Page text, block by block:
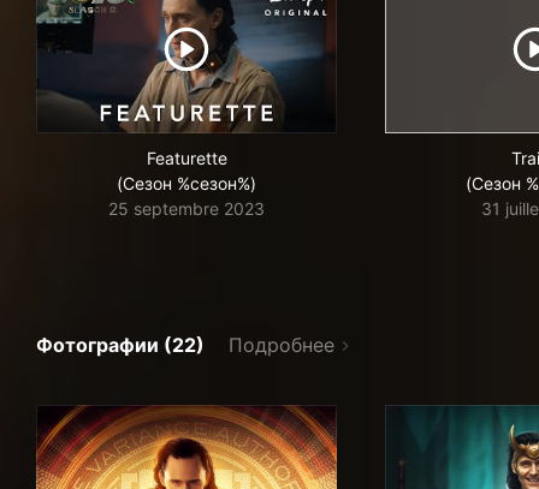
Featurette
(Сезон %сезон%)
25 septembre 2023
(Сезон
31
Фотографии (22) Подробнее